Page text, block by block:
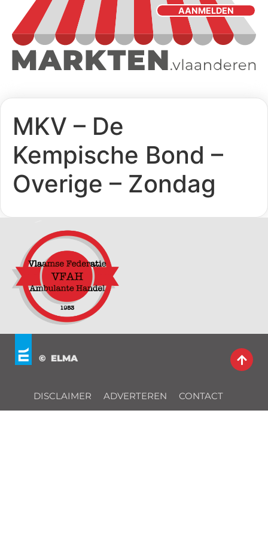
AANMELDEN
MKV – De
Kempische Bond –
Overige – Zondag
© ELMA
DISCLAIMER ADVERTEREN CONTACT